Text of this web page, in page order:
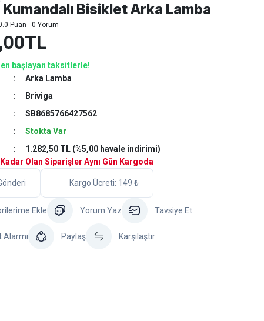
Kumandalı Bisiklet Arka Lamba
Puan - 0 Yorum
başlayan taksitlerle!
Arka Lamba
Briviga
SB8685766427562
Stokta Var
1.282,50 TL (%5,00 havale indirimi)
Olan Siparişler Aynı Gün Kargoda
Kargo Ücreti: 149 ₺
Yorum Yaz Tavsiye Et
Alarmı Paylaş Karşılaştır